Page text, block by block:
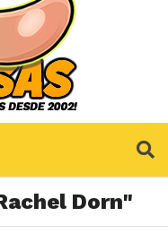
Dorn"